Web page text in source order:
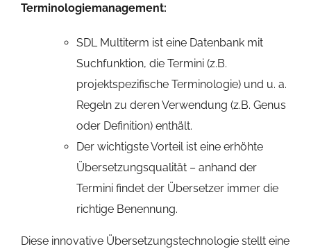
Terminologiemanagement:
SDL Multiterm ist eine Datenbank mit
Suchfunktion, die Termini (z.B.
projektspezifische Terminologie) und u. a.
Regeln zu deren Verwendung (z.B. Genus
oder Definition) enthält.
Der wichtigste Vorteil ist eine erhöhte
Übersetzungsqualität – anhand der
Termini findet der Übersetzer immer die
richtige Benennung.
Diese innovative Übersetzungstechnologie stellt eine